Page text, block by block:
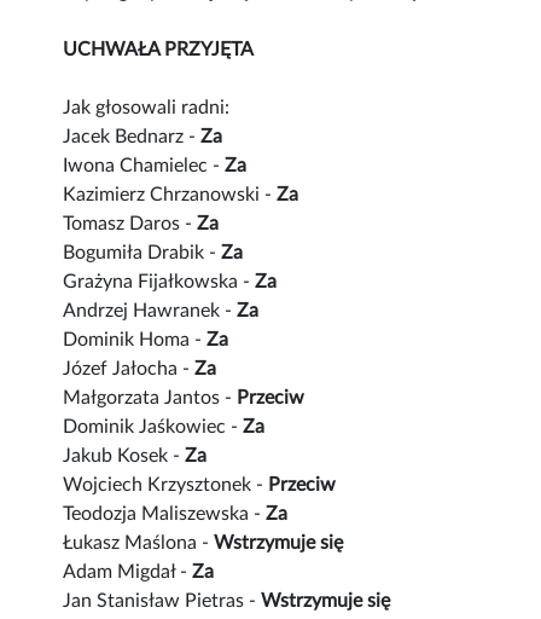
UCHWAŁA PRZYJĘTA
Jak głosowali radni:
Jacek Bednarz -Za
Iwona Chamielec -Za
Kazimierz Chrzanowski -Za
Tomasz Daros -Za
Bogumiła Drabik -Za
Grażyna Fijałkowska -Za
Andrzej Hawranek -Za
Dominik Homa -Za
Józef Jałocha -Za
Małgorzata Jantos - Przeciw
Dominik Jaśkowiec -Za
Jakub Kosek -Za
Wojciech Krzysztonek - Przeciw
Teodozja Maliszewska -Za
Łukasz Maślona -Wstrzymuje się
Adam Migdał -Za
Jan Stanisław Pietras -Wstrzymuje się